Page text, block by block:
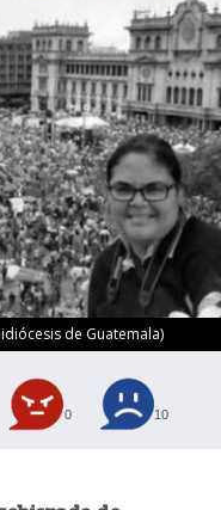
de Guatemala)
0 10